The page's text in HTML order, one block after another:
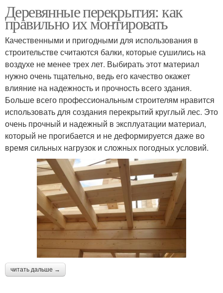
Деревянные перекрытия: как
правильно их монтировать
Качественными и пригодными для использования в
строительстве считаются балки, которые сушились на
воздухе не менее трех лет. Выбирать этот материал
нужно очень тщательно, ведь его качество окажет
влияние на надежность и прочность всего здания.
Больше всего профессиональным строителям нравится
использовать для создания перекрытий круглый лес. Это
очень прочный и надежный в эксплуатации материал,
который не прогибается и не деформируется даже во
время сильных нагрузок и сложных погодных условий.
читать дальше →